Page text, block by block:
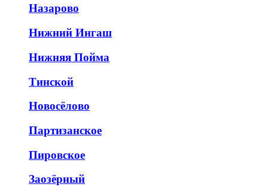
Назарово
Нижний Ингаш
Нижняя Пойма
Тинской
Новосёлово
Партизанское
Пировское
Заозёрный